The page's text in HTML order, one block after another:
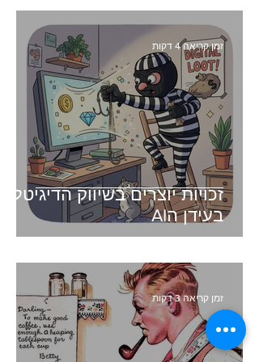
זכויות יוצרים בשיווק הדיגיטלי
בעידן הAI
זמן קריאה 4 דקות
זמן קריאה 3 דקות